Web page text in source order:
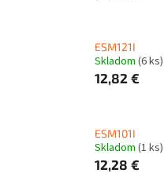
ESM121I
Skladom (6 ks)
12,82 €
ESM101I
Skladom (1 ks)
12,28 €